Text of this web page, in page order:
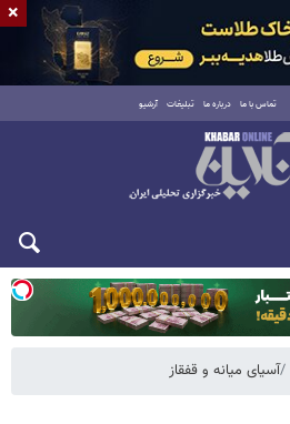
تماس با ما درباره ما تبلیغات آرشیو
آسیای میانه و قفقاز
×